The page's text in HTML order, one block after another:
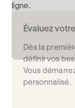
ligne.
Évaluez
Dès la
définir vos
Vous
personnalisé.